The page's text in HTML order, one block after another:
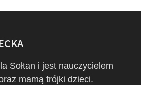
Sołtan i jest nauczycielem
mamą trójki dzieci.